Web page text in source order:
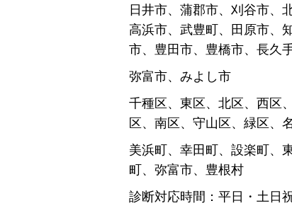
日井市、蒲郡市、刈谷市、
高浜市、武豊町、田原市、
市、豊田市、豊橋市、長久
弥富市、みよし市
千種区、東区、北区、西区
区、南区、守山区、緑区、
美浜町、幸田町、設楽町、
町、弥富市、豊根村
診断対応時間：平日・土日